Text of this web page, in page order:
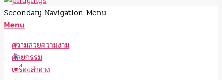
Secondary Navigation Menu
Menu
ความสวยความงาม
ศัลยกรรม
เครื่องสำอาง